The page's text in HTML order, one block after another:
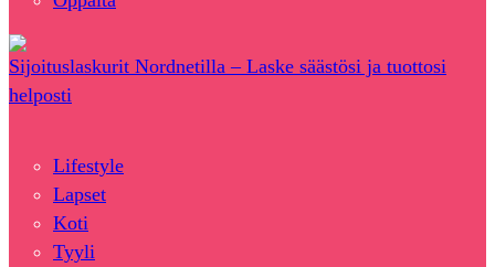
Sijoituslaskurit Nordnetilla – Laske säästösi ja tuottosi
helposti
Lifestyle
Lapset
Koti
Tyyli